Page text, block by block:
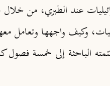
عند الطبري، من
وكيف واجهها وتعامل
الباحثة إلى خمسة فصول